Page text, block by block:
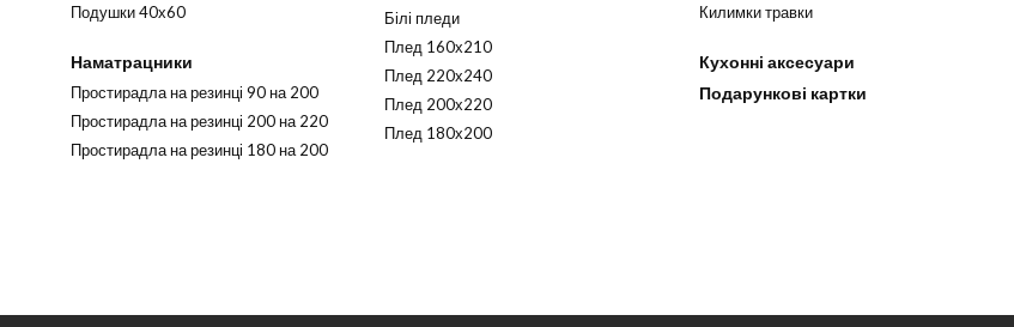
Подушки 40х60
Наматрацники
Простирадла на резинці 90 на 200
Простирадла на резинці 200 на 220
Простирадла на резинці 180 на 200
Білі пледи
Плед 160х210
Плед 220х240
Плед 200х220
Плед 180х200
Килимки травки
Кухонні аксесуари
Подарункові картки